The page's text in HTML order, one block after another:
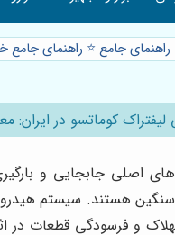
راهنمای جامع ⭐️ راهنمای جامع
کوماتسو در ایران:
اصلی جابجایی و
سنگین هستند. سیستم
و فرسودگی قطعات در